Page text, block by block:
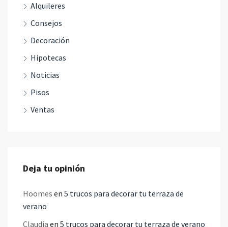
Alquileres
Consejos
Decoración
Hipotecas
Noticias
Pisos
Ventas
Deja tu opinión
Hoomes en 5 trucos para decorar tu terraza de
verano
Claudia en 5 trucos para decorar tu terraza de verano